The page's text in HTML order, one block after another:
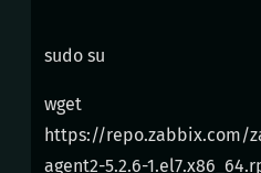
sudo su
wget
https://repo.zabbix.com/
agent2-5.2.6-